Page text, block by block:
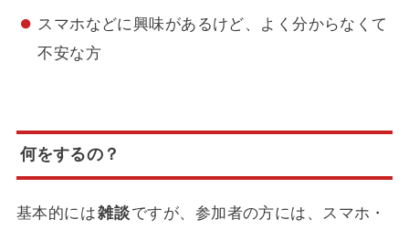
スマホなどに興味があるけど、よく分からなくて
不安な方
何をするの？
基本的には雑談ですが、参加者の方には、スマホ・